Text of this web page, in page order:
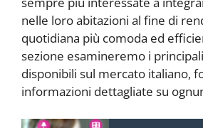
nelle loro abitazioni al fine di
quotidiana più comoda ed
sezione esamineremo i
disponibili sul mercato italiano,
informazioni dettagliate su